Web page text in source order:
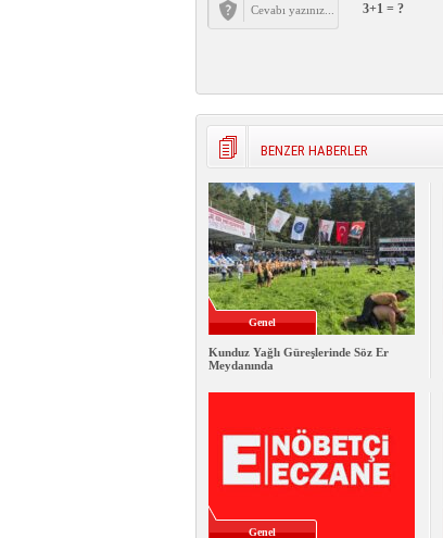
3+1 = ?
BENZER HABERLER
Genel
Kunduz Yağlı Güreşlerinde Söz Er
Meydanında
Genel